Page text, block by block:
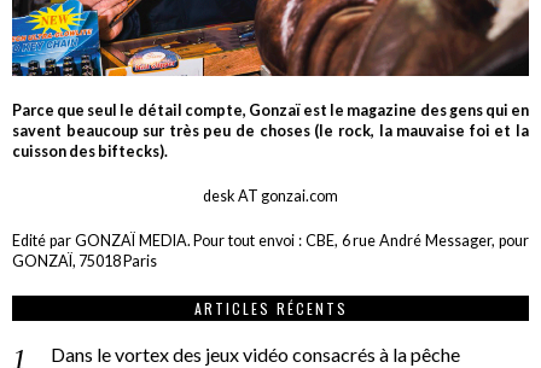
Parce que seul le détail compte, Gonzaï est le magazine des gens qui en
savent beaucoup sur très peu de choses (le rock, la mauvaise foi et la
cuisson des biftecks).
desk AT gonzai.com
Edité par GONZAÏ MEDIA. Pour tout envoi : CBE, 6 rue André Messager, pour
GONZAÏ, 75018 Paris
ARTICLES RÉCENTS
Dans le vortex des jeux vidéo consacrés à la pêche